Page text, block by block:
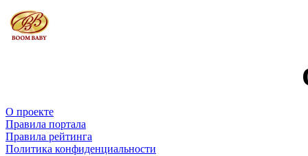
О проекте
Правила портала
Правила рейтинга
Политика конфиденциальности